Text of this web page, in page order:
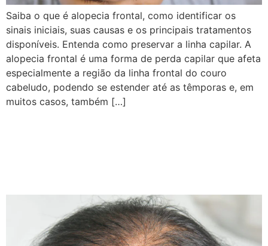
Saiba o que é alopecia frontal, como identificar os
sinais iniciais, suas causas e os principais tratamentos
disponíveis. Entenda como preservar a linha capilar. A
alopecia frontal é uma forma de perda capilar que afeta
especialmente a região da linha frontal do couro
cabeludo, podendo se estender até as têmporas e, em
muitos casos, também […]